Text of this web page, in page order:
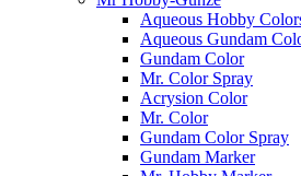
Aqueous Hobby
Aqueous Gundam
Gundam Color
Mr. Color Spray
Acrysion Color
Mr. Color
Gundam Color Spray
Gundam Marker